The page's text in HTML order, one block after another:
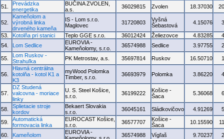
51.
Prevádzka
energetika
BUČINA ZVOLEN,
a.s.
36029815 Zvolen 18.37030
52.
Kameňolom a
výrobná linka
drveného kameňa
IS - Lom s.r.o.
Maglovec
31720803
Vyšná
Šebastová
4.15076
53. Kotolňa pri stanici Teplo GGE s.r.o. 36012424 Želiezovce 4.83285
54.
Lom Sedlice
EUROVIA -
Kameňolomy, s.r.o.
36574988 Sedlice 3.97755
55.
Lom Ruskov -
Strahuľka
PK Metrostav, a.s. 35697814 Ruskov 16.50710
56.
Hlavná centrálna
kotolňa - kotol K1 a
K3
myWood Polomka
Timber, s.r.o.
36693979 Polomka 3.86220
57.
DZ Studená
valcovna - moriace
linky
U. S. Steel Košice,
s.r.o.
36199222
Košice -
Šaca
5.36068
58.
Splietacie stroje
kordov
Bekaert Slovakia
s.r.o.
36045161 Sládkovičovo 4.91269
59.
Automatická
formovacia linka
EUROCAST Košice,
s.r.o.
36577707
Košice -
Šaca
10.15590
60. Kameňolom
EUROVIA -
36574988 Vígľaš 9.70237